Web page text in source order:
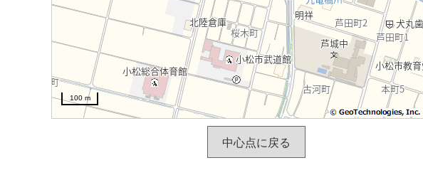
100 m
中心点に戻る